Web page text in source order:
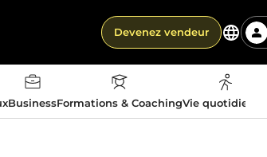
Devenez vendeur
BusinessFormations & CoachingVie